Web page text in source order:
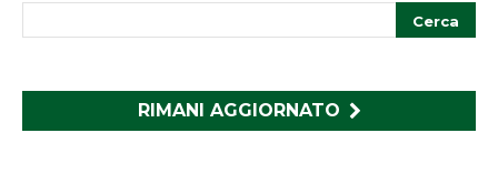
RIMANI AGGIORNATO